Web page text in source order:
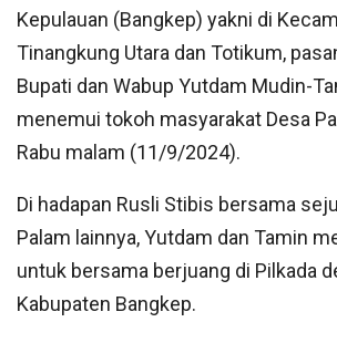
Kepulauan (Bangkep) yakni di
Tinangkung Utara dan Totikum,
Bupati dan Wabup Yutdam Mudin-
menemui tokoh masyarakat Desa
Rabu malam (11/9/2024).
Di hadapan Rusli Stibis bersama
Palam lainnya, Yutdam dan Tamin
untuk bersama berjuang di Pilkada
Kabupaten Bangkep.